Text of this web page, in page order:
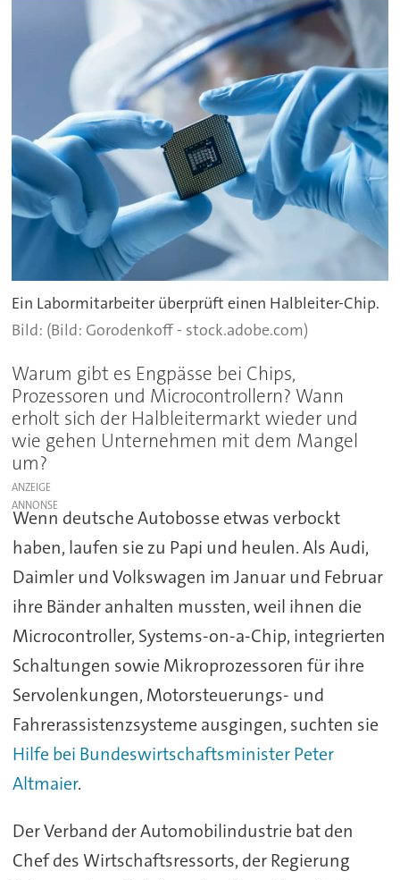
Ein Labormitarbeiter überprüft einen Halbleiter-Chip.
(Bild: Gorodenkoff - stock.adobe.com)
Warum gibt es Engpässe bei Chips,
Prozessoren und Microcontrollern? Wann
erholt sich der Halbleitermarkt wieder und
wie gehen Unternehmen mit dem Mangel
um?
ANZEIGE
Wenn deutsche Autobosse etwas verbockt
haben, laufen sie zu Papi und heulen. Als Audi,
Daimler und Volkswagen im Januar und Februar
ihre Bänder anhalten mussten, weil ihnen die
Microcontroller, Systems-on-a-Chip, integrierten
Schaltungen sowie Mikroprozessoren für ihre
Servolenkungen, Motorsteuerungs- und
Fahrerassistenzsysteme ausgingen, suchten sie
Hilfe bei Bundeswirtschaftsminister Peter
Altmaier.
Der Verband der Automobilindustrie bat den
Chef des Wirtschaftsressorts, der Regierung